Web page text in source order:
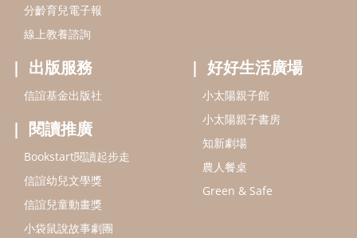
信誼兒童動畫獎
小袋鼠說故事劇團
service@hsin-yi.org.tw
信誼好好育兒
小太陽親子書房
(02)2396-5305轉2345 (週一～週五 9:00～18:00)
認識信誼 合作洽談 智慧財產權聲明
本網站建議使用IE9(含以上)或 Google Chrome 版本瀏覽器
信誼基金會/上誼文化實業股份有限公司 版權所有 ©